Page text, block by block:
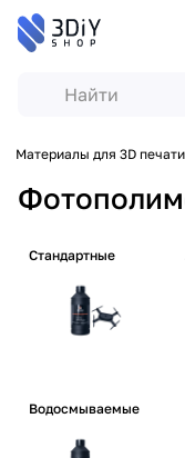
Материалы для 3D печати
Стандартные
Водосмываемые